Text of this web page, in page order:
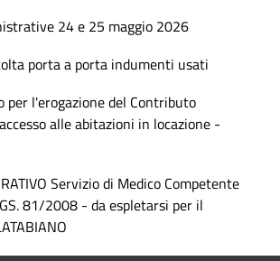
24 e 25 maggio 2026
porta a porta indumenti usati
per l'erogazione del Contributo
alle abitazioni in locazione -
Servizio di Medico Competente
81/2008 - da espletarsi per il